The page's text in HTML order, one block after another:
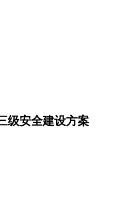
级安全建设方案